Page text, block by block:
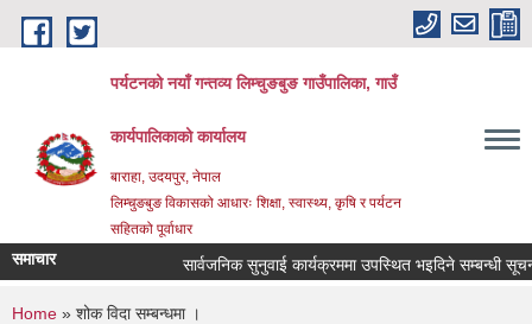
Skip to main content
पर्यटनको नयाँ गन्तव्य लिम्चुङबुङ गाउँपालिका, गाउँ
कार्यपालिकाको कार्यालय
बाराहा, उदयपुर, नेपाल
लिम्चुङबुङ विकासको आधारः शिक्षा, स्वास्थ्य, कृषि र पर्यटन
सहितको पूर्वाधार
समाचार सार्वजनिक सुनुवाई कार्यक्रममा उपस्थित भइदिने सम्बन्धी सूचना
Home » शोक विदा सम्बन्धमा ।